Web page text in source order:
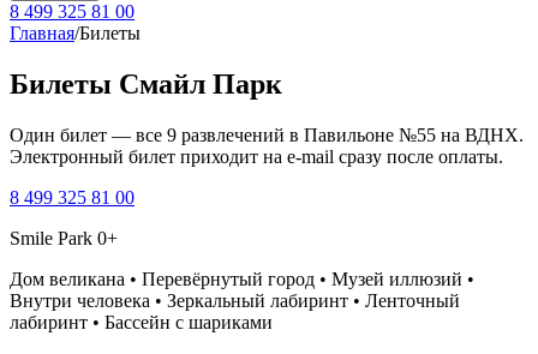
8 499 325 81 00
Главная/Билеты
Билеты Смайл Парк
Один билет — все 9 развлечений в Павильоне №55 на ВДНХ.
Электронный билет приходит на e-mail сразу после оплаты.
8 499 325 81 00
Smile Park 0+
Дом великана • Перевёрнутый город • Музей иллюзий •
Внутри человека • Зеркальный лабиринт • Ленточный
лабиринт • Бассейн с шариками